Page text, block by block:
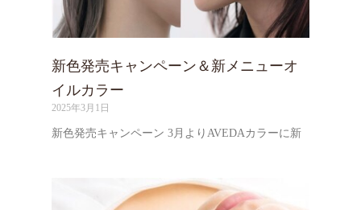
新色発売キャンペーン＆新メニューオ
イルカラー
2025年3月1日
新色発売キャンペーン 3月よりAVEDAカラーに新